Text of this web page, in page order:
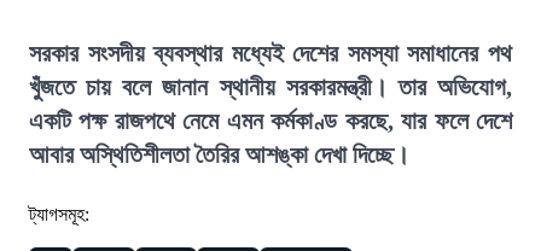
সরকার সংসদীয় ব্যবস্থার মধ্যেই দেশের সমস্যা সমাধানের পথ
খুঁজতে চায় বলে জানান স্থানীয় সরকারমন্ত্রী। তার অভিযোগ,
একটি পক্ষ রাজপথে নেমে এমন কর্মকাণ্ড করছে, যার ফলে দেশে
আবার অস্থিতিশীলতা তৈরির আশঙ্কা দেখা দিচ্ছে।
ট্যাগসমূহ: